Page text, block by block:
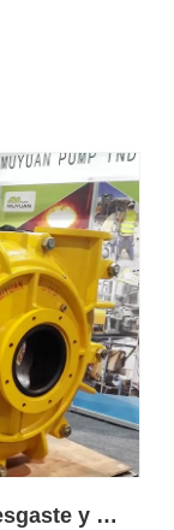
Bomba de lodo resistente al desgaste y cabeza alta